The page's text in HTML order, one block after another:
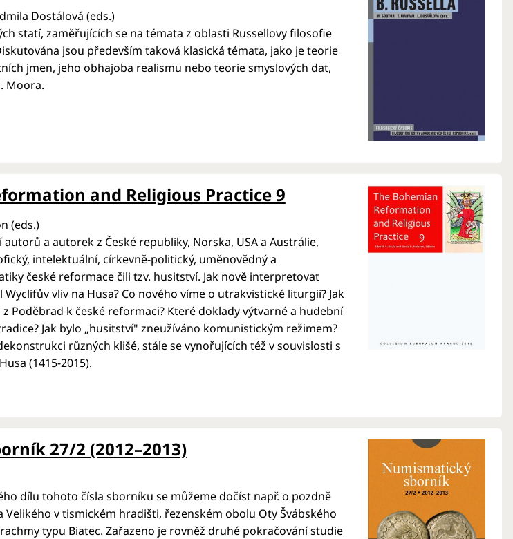
Dostálová (eds.)
statí, zaměřujících se na témata z oblasti Russellovy filosofie
jsou především taková klasická témata, jako je teorie
jmen, jeho obhajoba realismu nebo teorie smyslových dat,
Moora.
and Religious Practice 9
(eds.)
a autorek z České republiky, Norska, USA a Austrálie,
intelektuální, církevně-politický, uměnovědný a
české reformace čili tzv. husitství. Jak nově interpretovat
Wyclifův vliv na Husa? Co nového víme o utrakvistické liturgii? Jak
Poděbrad k české reformaci? Které doklady výtvarné a hudební
Jak bylo „husitství" zneužíváno komunistickým režimem?
různých klišé, stále se vynořujících též v souvislosti s
(1415-2015).
27/2 (2012–2013)
dílu tohoto čísla sborníku se můžeme dočíst např. o pozdně
v tismickém hradišti, řezenském obolu Oty Švábského
typu Biatec. Zařazeno je rovněž druhé pokračování studie